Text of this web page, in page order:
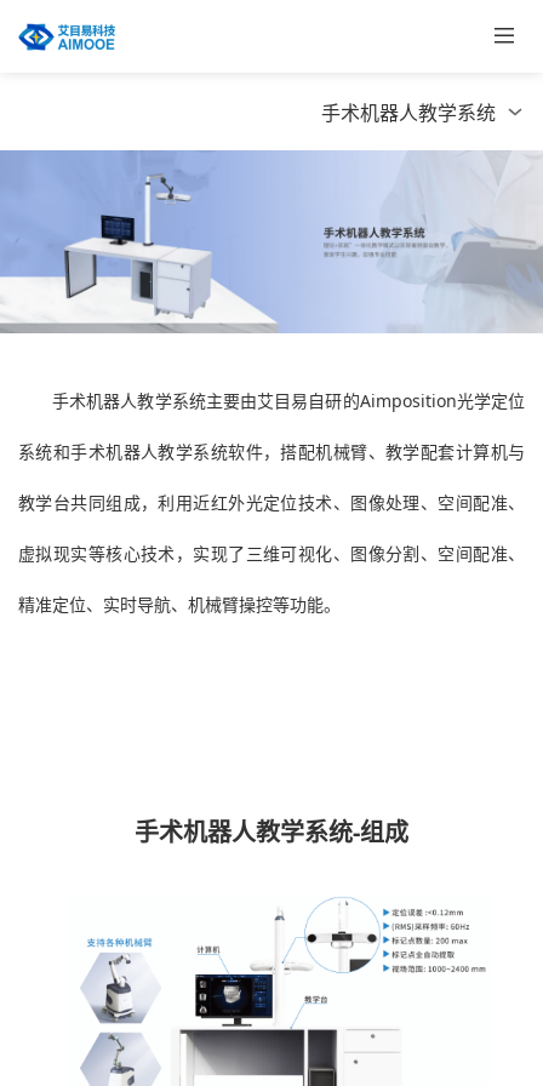
手术机器人教学系统
手术机器人教学系统主要由艾目易自研的Aimposition光学定位
系统和手术机器人教学系统软件，搭配机械臂、教学配套计算机与
教学台共同组成，利用近红外光定位技术、图像处理、空间配准、
虚拟现实等核心技术，实现了三维可视化、图像分割、空间配准、
精准定位、实时导航、机械臂操控等功能。
手术机器人教学系统-组成